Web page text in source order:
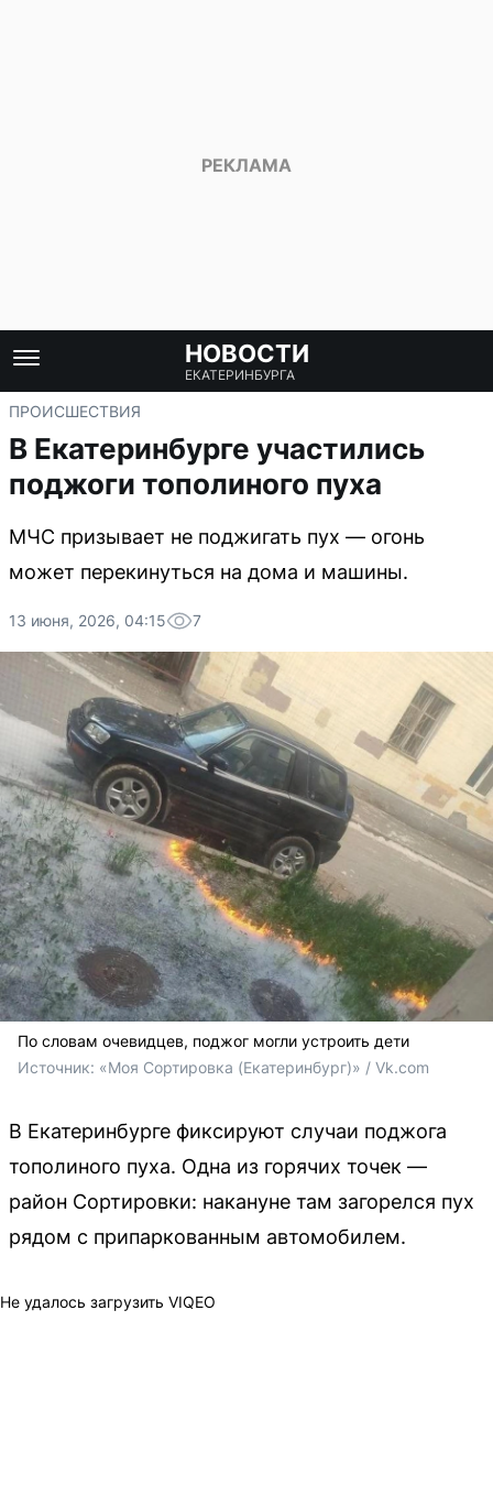
НОВОСТИ
ЕКАТЕРИНБУРГА
ПРОИСШЕСТВИЯ
В Екатеринбурге участились
поджоги тополиного пуха
МЧС призывает не поджигать пух — огонь
может перекинуться на дома и машины.
13 июня, 2026, 04:15 7
По словам очевидцев, поджог могли устроить дети
Источник: «Моя Сортировка (Екатеринбург)» / Vk.com
В Екатеринбурге фиксируют случаи поджога
тополиного пуха. Одна из горячих точек —
район Сортировки: накануне там загорелся пух
рядом с припаркованным автомобилем.
Не удалось загрузить VIQEO